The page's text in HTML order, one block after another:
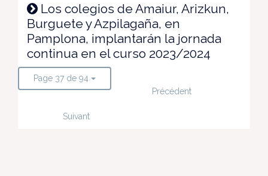
Los colegios de Amaiur, Arizkun,
Burguete y Azpilagaña, en
Pamplona, implantarán la jornada
continua en el curso 2023/2024
Page 37 de 94
Précédent
Suivant